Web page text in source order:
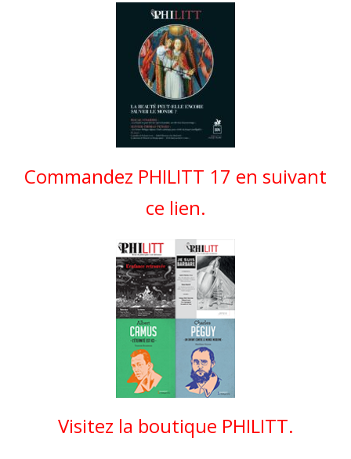
Commandez PHILITT 17 en suivant
ce lien.
Visitez la boutique PHILITT.